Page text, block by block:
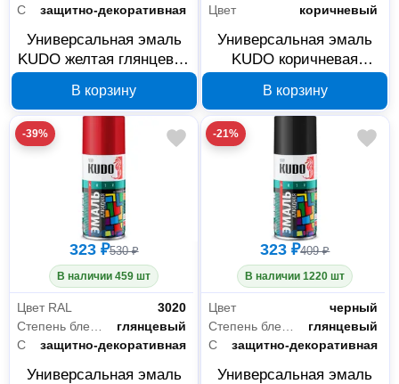
защитно-декоративная
Универсальная эмаль
KUDO желтая глянцевая
1013.1
В корзину
Цвет
коричневый
Универсальная эмаль
KUDO коричневая
мл KU-1012.1
В корзину
-39%
323 ₽530 ₽
В наличии 459 шт
Цвет RAL
3020
глянцевый
защитно-декоративная
Универсальная эмаль
-21%
323 ₽409 ₽
В наличии 1220 шт
Цвет
черный
глянцевый
Свойства
защитно-декоративная
Универсальная эмаль